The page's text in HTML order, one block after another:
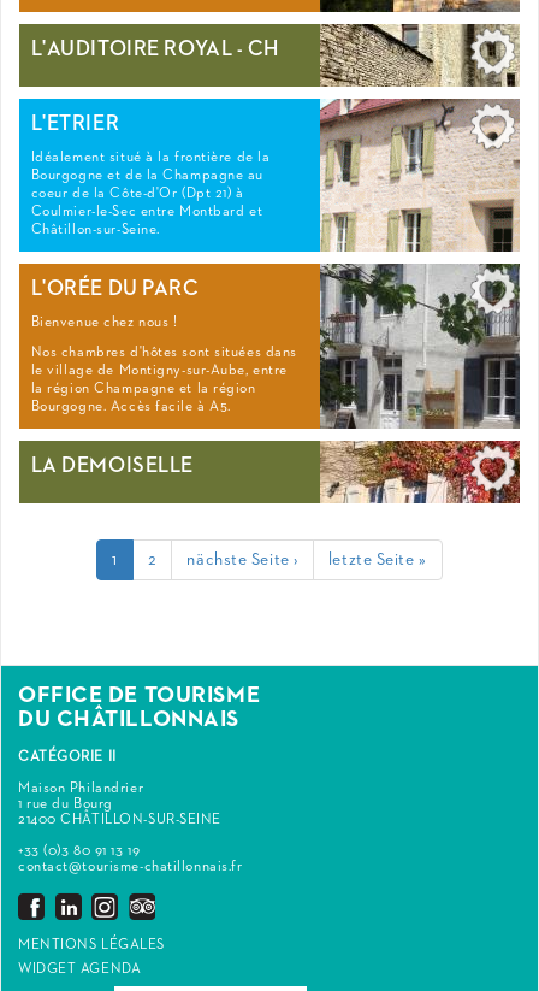
L'AUDITOIRE ROYAL - CH
L'ETRIER
Idéalement situé à la frontière de la
Bourgogne et de la Champagne au
coeur de la Côte-d'Or (Dpt 21) à
Coulmier-le-Sec entre Montbard et
Châtillon-sur-Seine.
L'ORÉE DU PARC
Bienvenue chez nous !
Nos chambres d'hôtes sont situées dans
le village de Montigny-sur-Aube, entre
la région Champagne et la région
Bourgogne. Accès facile à A5.
LA DEMOISELLE
1 2 nächste Seite › letzte Seite »
OFFICE DE TOURISME
DU CHÂTILLONNAIS
CATÉGORIE II
Maison Philandrier
1 rue du Bourg
21400 CHÂTILLON-SUR-SEINE
+33 (0)3 80 91 13 19
contact@tourisme-chatillonnais.fr
MENTIONS LÉGALES
WIDGET AGENDA